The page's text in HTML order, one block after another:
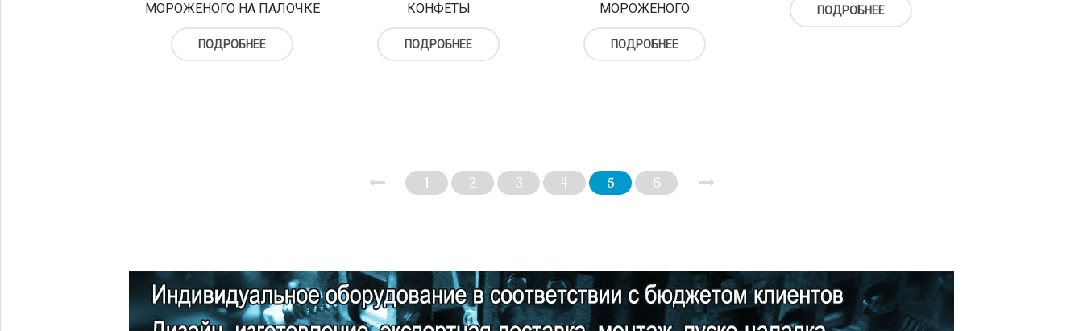
МОРОЖЕНОГО НА ПАЛОЧКЕ
ПОДРОБНЕЕ
КОНФЕТЫ
ПОДРОБНЕЕ
МОРОЖЕНОГО
ПОДРОБНЕЕ
ПОДРОБНЕЕ
1 2 3 4 5 6